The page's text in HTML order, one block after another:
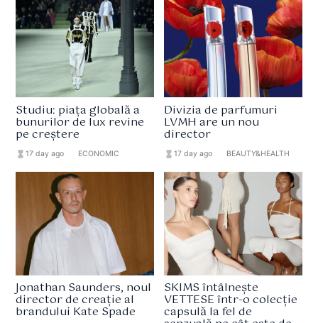
Studiu: piața globală a
bunurilor de lux revine
pe creștere
hourglass_full17 day ago ECONOMIC
Divizia de parfumuri
LVMH are un nou
director
hourglass_full 17 day ago BEAUTY&HEALTH
Jonathan Saunders, noul
director de creație al
brandului Kate Spade
SKIMS întâlnește
VETTESE într-o colecție
capsulă la fel de